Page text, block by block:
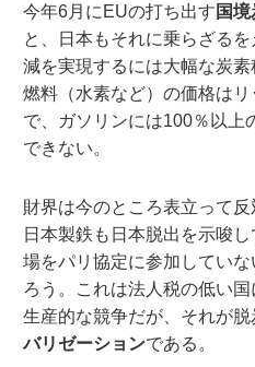
今年6月にEUの打ち出す 国
と、日本もそれに乗らざる
減を実現するには大幅な炭
燃料（水素など）の価格は
で、ガソリンには100％以上
できない。
財界は今のところ表立って
日本製鉄も日本脱出を示唆
場をパリ協定に参加してい
ろう。これは法人税の低い
生産的な競争だが、それが
バリゼーションである。